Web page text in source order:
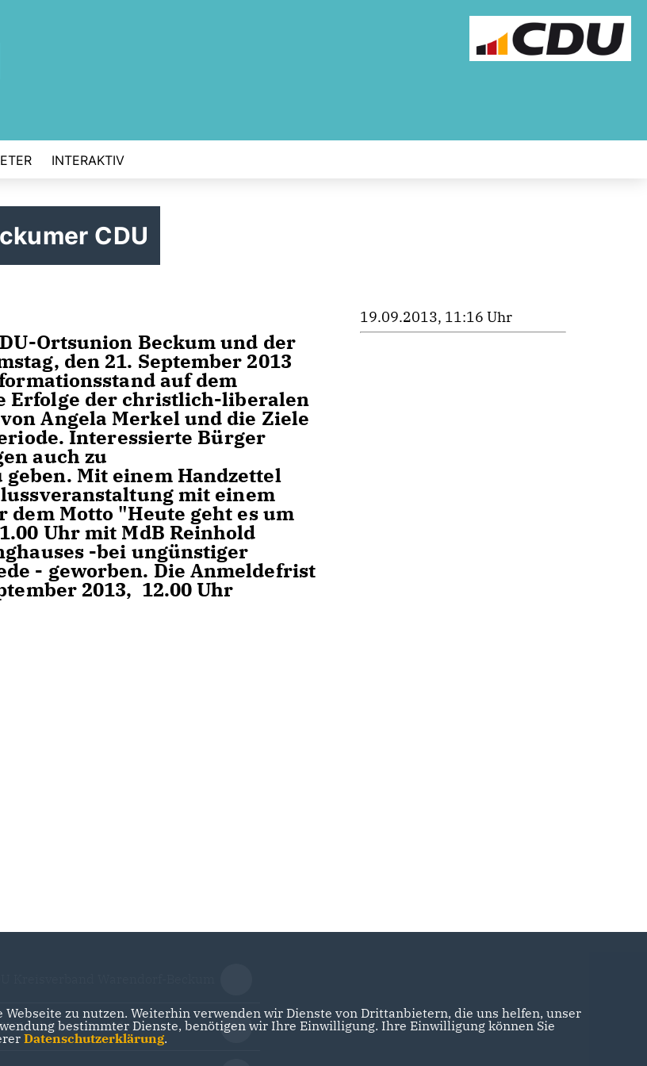
INTERAKTIV
CDU
Ortsunion Beckum und der
den 21. September 2013
auf dem
Erfolge der christlich-liberalen
Angela Merkel und die Ziele
Interessierte Bürger
auch zu
Mit einem Handzettel
mit einem
Motto "Heute geht es um
Uhr mit MdB Reinhold
-bei ungünstiger
- geworben. Die Anmeldefrist
2013, 12.00 Uhr
19.09.2013, 11:16 Uhr
Nordrhein-Westfalen
zu nutzen. Weiterhin verwenden wir Dienste von Drittanbietern, die uns helfen, unser
bestimmter Dienste, benötigen wir Ihre Einwilligung. Ihre Einwilligung können Sie
Datenschutzerklärung.